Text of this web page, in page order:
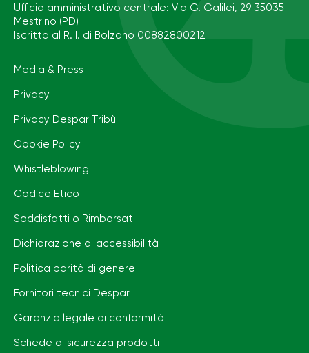
Ufficio amministrativo centrale: Via G. Galilei, 29 35035
Mestrino (PD)
Iscritta al R. I. di Bolzano 00882800212
Media & Press
Privacy
Privacy Despar Tribù
Cookie Policy
Whistleblowing
Codice Etico
Soddisfatti o Rimborsati
Dichiarazione di accessibilità
Politica parità di genere
Fornitori tecnici Despar
Garanzia legale di conformità
Schede di sicurezza prodotti